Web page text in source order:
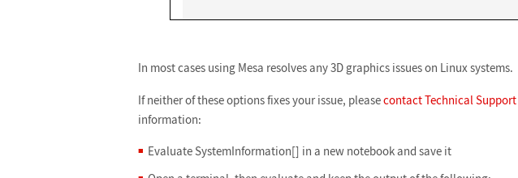
In most cases using Mesa resolves any 3D graphics issues on Linux systems.
If neither of these options fixes your issue, pleasecontact Technical Support
information:
Evaluate SystemInformation[] in a new notebook and save it